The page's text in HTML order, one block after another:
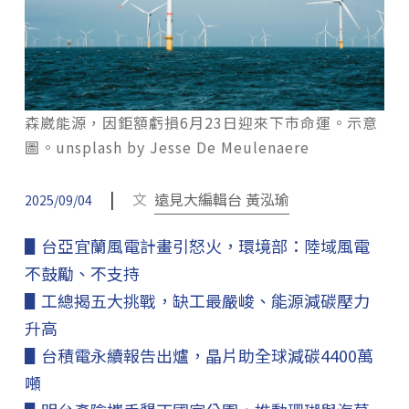
森崴能源，因鉅額虧損6月23日迎來下市命運。示意
圖。unsplash by Jesse De Meulenaere
2025/09/04 | 文 遠見大編輯台 黃泓瑜
▋台亞宜蘭風電計畫引怒火，環境部：陸域風電
不鼓勵、不支持
▋工總揭五大挑戰，缺工最嚴峻、能源減碳壓力
升高
▋台積電永續報告出爐，晶片助全球減碳4400萬
噸